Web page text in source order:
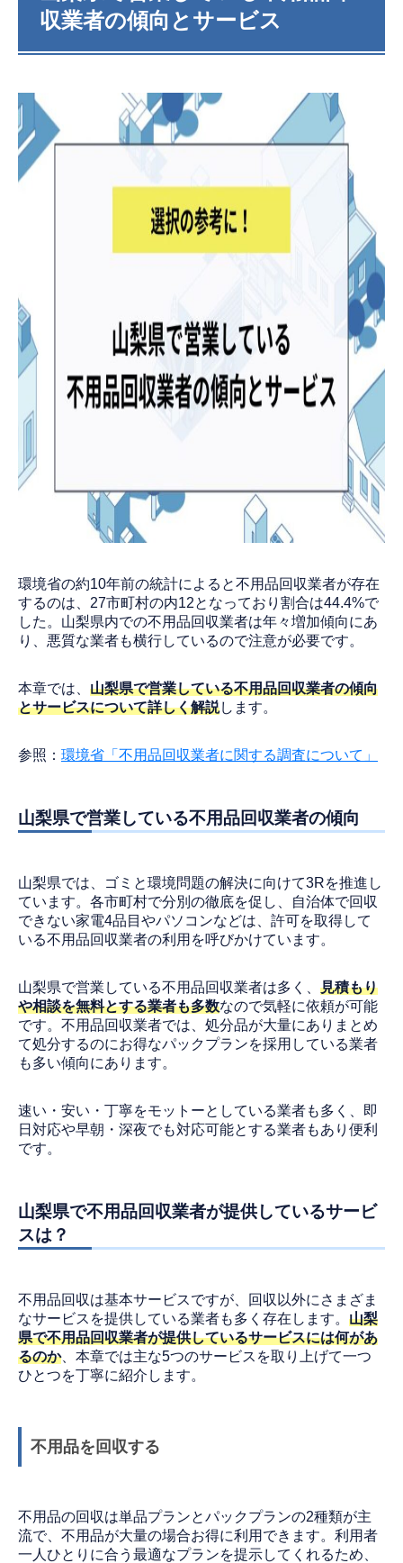
収業者の傾向とサービス
環境省の約10年前の統計によると不用品回収業者が存在
するのは、27市町村の内12となっており割合は44.4%で
した。山梨県内での不用品回収業者は年々増加傾向にあ
り、悪質な業者も横行しているので注意が必要です。
本章では、 山梨県で営業している不用品回収業者の傾向
とサービスについて詳しく解説します。
参照： 環境省「不用品回収業者に関する調査について」
山梨県で営業している不用品回収業者の傾向
山梨県では、ゴミと環境問題の解決に向けて3Rを推進し
ています。各市町村で分別の徹底を促し、自治体で回収
できない家電4品目やパソコンなどは、許可を取得して
いる不用品回収業者の利用を呼びかけています。
山梨県で営業している不用品回収業者は多く、 見積もり
や相談を無料とする業者も多数なので気軽に依頼が可能
です。不用品回収業者では、処分品が大量にありまとめ
て処分するのにお得なパックプランを採用している業者
も多い傾向にあります。
速い・安い・丁寧をモットーとしている業者も多く、即
日対応や早朝・深夜でも対応可能とする業者もあり便利
です。
山梨県で不用品回収業者が提供しているサービ
スは？
不用品回収は基本サービスですが、回収以外にさまざま
なサービスを提供している業者も多く存在します。 山梨
県で不用品回収業者が提供しているサービスには何があ
るのか、本章では主な5つのサービスを取り上げて一つ
ひとつを丁寧に紹介します。
不用品を回収する
不用品の回収は単品プランとパックプランの2種類が主
流で、不用品が大量の場合お得に利用できます。利用者
一人ひとりに合う最適なプランを提示してくれるため、